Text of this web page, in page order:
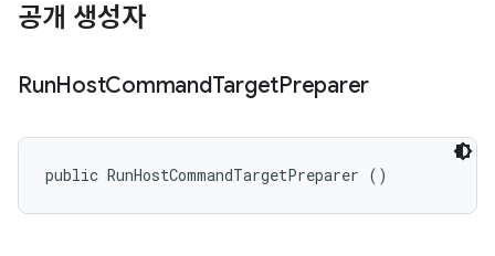
공개 생성자
RunHostCommandTargetPreparer
public RunHostCommandTargetPreparer ()